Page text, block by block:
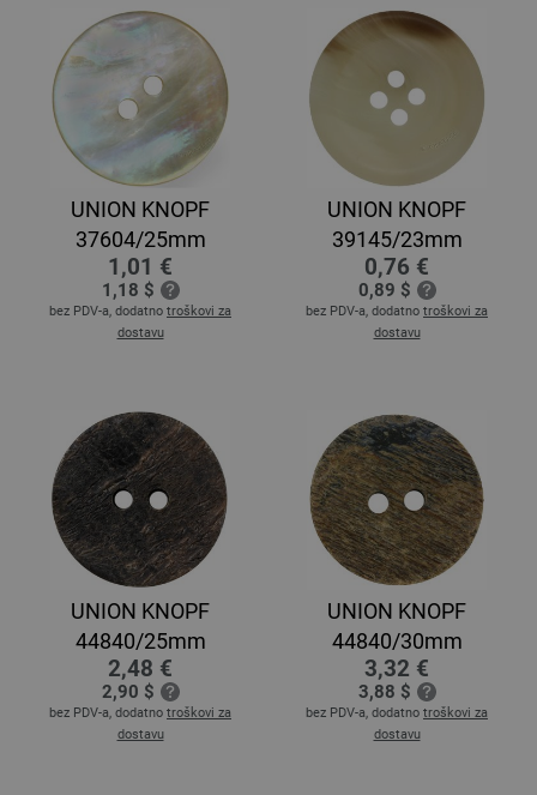
UNION KNOPF
37604/25mm
1,01 €
1,18 $
bez PDV-a, dodatno troškovi za
dostavu
UNION KNOPF
39145/23mm
0,76 €
0,89 $
bez PDV-a, dodatno troškovi za
dostavu
UNION KNOPF
44840/25mm
2,48 €
2,90 $
bez PDV-a, dodatno troškovi za
dostavu
UNION KNOPF
44840/30mm
3,32 €
3,88 $
bez PDV-a, dodatno troškovi za
dostavu